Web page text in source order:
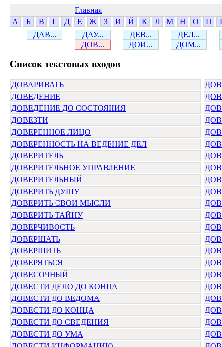
Главная
А
Б В Г Д Е Ж З И Й К Л М Н О П
ДАВ...
ДАУ... ДЕВ...
ДЕЛ...
ДОВ...
ДОИ... ДОМ...
Cписок текстовых входов
ДОВАРИВАТЬ
ДОВЕДЕНИЕ
ДОВЕДЕНИЕ ДО СОСТОЯНИЯ
ДОВЕЗТИ
ДОВЕРЕННОЕ ЛИЦО
ДОВЕРЕННОСТЬ НА ВЕДЕНИЕ ДЕЛ
ДОВЕРИТЕЛЬ
ДОВЕРИТЕЛЬНОЕ УПРАВЛЕНИЕ
ДОВЕРИТЕЛЬНЫЙ
ДОВЕРИТЬ ДУШУ
ДОВЕРИТЬ СВОИ МЫСЛИ
ДОВЕРИТЬ ТАЙНУ
ДОВЕРЧИВОСТЬ
ДОВЕРШАТЬ
ДОВЕРШИТЬ
ДОВЕРЯТЬСЯ
ДОВЕСОЧНЫЙ
ДОВЕСТИ ДЕЛО ДО КОНЦА
ДОВЕСТИ ДО ВЕДОМА
ДОВЕСТИ ДО КОНЦА
ДОВЕСТИ ДО СВЕДЕНИЯ
ДОВЕСТИ ДО УМА